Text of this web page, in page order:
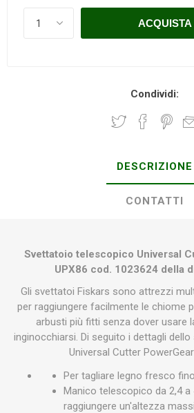
Condividi:
DESCRIZIONE
CONTATTI
Svettatoio telescopico Universal
UPX86 cod. 1023624 della
Gli svettatoi Fiskars sono attrezzi
per raggiungere facilmente le chiome
arbusti più fitti senza dover usare
inginocchiarsi. Di seguito i dettagli
Universal Cutter
Per tagliare legno fresco
Manico telescopico da 2,4 a
raggiungere un'altezza